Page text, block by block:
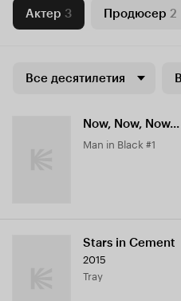
Актер 3 Продюсер 2
Все десятилетия
Now, Now, Now...
Man in Black #1
Stars in Cement
2015
Tray